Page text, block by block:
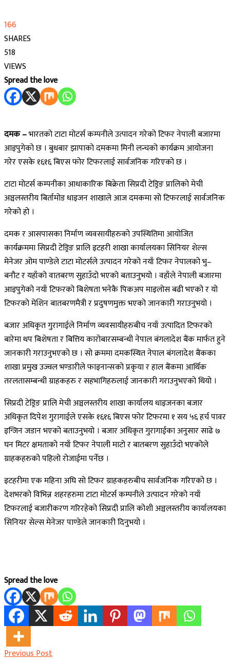
166
SHARES
518
VIEWS
Spread the love
दमक –भारतको टाटा मोटर्स कम्पनीले उत्पादन गरेको टिफर नेपाली बजारमा
आइपुगेको छ । बुधबार झापाको दमकमा मिनी लन्चको कार्यक्रम आयोजना
गरेर एसके १६१६ बिएस फोर टिफरलाई सार्वजनिक गरिएको छ ।
टाटा मोटर्स कम्पनीका आधाकारिक बिक्रेता सिप्रदी टेड्रिङ प्रालिको मेची
अञ्चलस्तरीय बिर्तामोड धाइजन शाखाले आज दमकमा सो टिफरलाई सार्वजनिक
गरेको हो ।
दमक र आसपासका निर्माण व्यवसायीहरुको उपस्थितिमा आयोजित
कार्यक्रममा सिप्रदी टेड्रिङ प्रालि इटहरी शाखा कार्यालयका सिनियर शेल्स
मेनेजर ओम पाण्डेले टाटा मोटर्सले उत्पादन गरेको नयाँ टिफर नेपालको भु–
बनौट र यहाँको वातबरण सुहाउँदो भएको बताउनुभयो । वहाँले नेपाली बजारमा
आइपुगेको नयाँ टिफरको बिशेषता भनेकै पिकअप माइलोस बढी भएको र यो
टिफरको मेशिन बातबरणमैत्री र प्रदुषणमुक्त भएको जानकारी गराउनुभयो ।
बजार अधिकृत गुरागाईले निर्माण व्यवसायीहरुबीच नयाँ उत्पादित टिफरको
बारेमा थप बिशेषता र बित्तिय कारोबारसम्बन्धी नेपाल बंगलादेश बैंक मार्फत हुने
जानकारी गराउनुभएको छ । सो क्रममा दमकस्थित नेपाल बंगलादेश बैंकका
शाखा प्रमुख उज्वल भण्डारीले फाइनान्सको प्रकृया र हाल बैंकमा आर्थिक
तरलतासम्बन्धी ग्राहकहरु र सहभागिहरुलाई जानकारी गराउनुभएको थियो ।
सिप्रदी टेड्रिङ प्रालि मेची अञ्चलस्तरीय शाखा कार्यालय धाइजनका बजार
अधिकृत दिपेश गुरागाईले एसके १६१६ बिएस फोर टिफरमा १ सय ५६ हर्च पावर
इन्जिन जडान भएको बताउनुभयो । बजार अधिकृत गुरागाईका अनुसार साढे ७
घन मिटर क्षमताको नयाँ टिफर नेपाली माटो र बातबरण सुहाउँदो भएकोले
ग्राहकहरुको पहिलो रोजाईमा पर्नेछ ।
इटहरीमा एक महिना अघि सो टिफर ग्राहकहरुबीच सार्वजनिक गरिएको छ ।
देशभरको विभिन्न शहरहरुमा टाटा मोटर्स कम्पनीले उत्पादन गरेको नयाँ
टिफरलाई बजारीकरण गरिरहेको सिप्रदी प्रालि कोशी अञ्चलस्तरीय कार्यालयका
सिनियर सेल्स मेनेजर पाण्डेले जानकारी दिनुभयो ।
Spread the love
Previous Post